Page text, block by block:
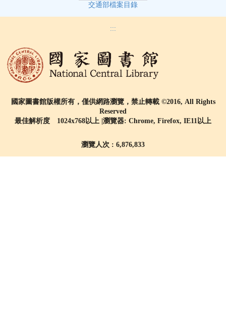
交通部檔案目錄
:::
國家圖書館版權所有，僅供網路瀏覽，禁止轉載 ©2016, All Rights
Reserved
最佳解析度 1024x768以上 |瀏覽器: Chrome, Firefox, IE11以上
瀏覽人次 : 6,876,833